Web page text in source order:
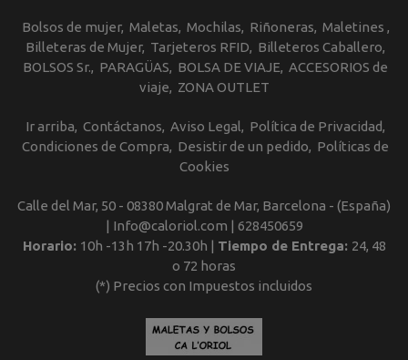
Bolsos de mujer Maletas Mochilas Riñoneras Maletines
Billeteras de Mujer Tarjeteros RFID
Billeteros Caballero
BOLSOS Sr.
PARAGÜAS BOLSA DE VIAJE ACCESORIOS de
viaje
ZONA OUTLET
Ir arriba Contáctanos Aviso Legal
Política de Privacidad
Condiciones de Compra
Desistir de un pedido
Políticas de
Cookies
Calle del Mar, 50 - 08380 Malgrat de Mar, Barcelona - (España)
| Info@caloriol.com | 628450659
Horario: 10h -13h 17h -20.30h | Tiempo de Entrega: 24, 48
o 72 horas
(*) Precios con Impuestos incluidos